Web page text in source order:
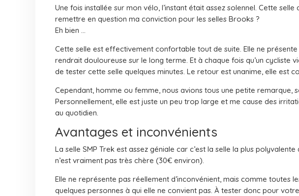
Une fois installée sur mon vélo, l’instant était assez solennel. Cette
remettre en question ma conviction pour les selles Brooks ?
Eh bien …
Cette selle est effectivement confortable tout de suite. Elle ne présente
rendrait douloureuse sur le long terme. Et à chaque fois qu’un cycliste
de tester cette selle quelques minutes. Le retour est unanime, elle est
Cependant, homme ou femme, nous avions tous une petite remarque,
Personnellement, elle est juste un peu trop large et me cause des
au quotidien.
Avantages et inconvénients
La selle SMP Trek est assez géniale car c’est la selle la plus
n’est vraiment pas très chère (30€ environ).
Elle ne représente pas réellement d’inconvénient, mais comme toutes
quelques personnes à qui elle ne convient pas. À tester donc pour